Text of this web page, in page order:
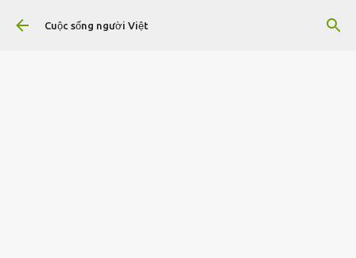
Chuyển đến nội dung chính
Cuộc sống người Việt